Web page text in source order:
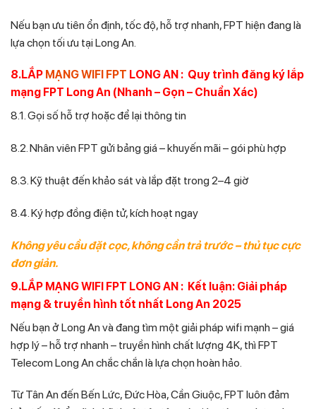
Nếu bạn ưu tiên ổn định, tốc độ, hỗ trợ nhanh, FPT hiện đang là
lựa chọn tối ưu tại Long An.
8.LẮP MẠNG WIFI FPT LONG AN : Quy trình đăng ký lắp
mạng FPT Long An (Nhanh – Gọn – Chuẩn Xác)
8.1. Gọi số hỗ trợ hoặc để lại thông tin
8.2. Nhân viên FPT gửi bảng giá – khuyến mãi – gói phù hợp
8.3. Kỹ thuật đến khảo sát và lắp đặt trong 2–4 giờ
8.4. Ký hợp đồng điện tử, kích hoạt ngay
Không yêu cầu đặt cọc, không cần trả trước – thủ tục cực
đơn giản.
9.LẮP MẠNG WIFI FPT LONG AN : Kết luận: Giải pháp
mạng & truyền hình tốt nhất Long An 2025
Nếu bạn ở Long An và đang tìm một giải pháp wifi mạnh – giá
hợp lý – hỗ trợ nhanh – truyền hình chất lượng 4K, thì FPT
Telecom Long An chắc chắn là lựa chọn hoàn hảo.
Từ Tân An đến Bến Lức, Đức Hòa, Cần Giuộc, FPT luôn đảm